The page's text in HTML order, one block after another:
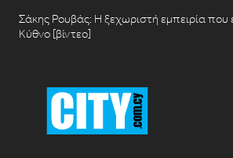
Σάκης Ρουβάς: Η ξεχωριστή εμπειρία που
Κύθνο [βίντεο]